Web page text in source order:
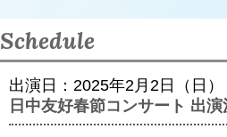
Schedule
出演日：2025年2月2日（日）
日中友好春節コンサート 出演